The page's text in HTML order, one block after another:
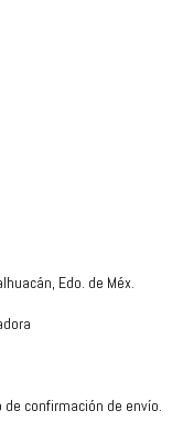
Edo. de Méx.
confirmación de envío.